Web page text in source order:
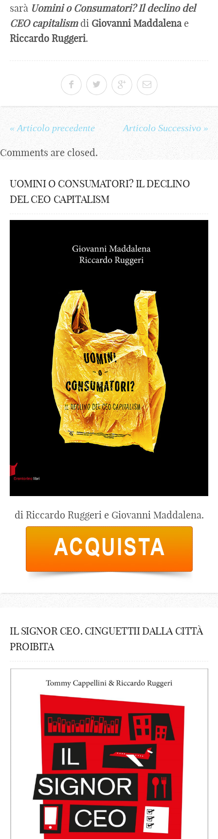
sarà Uomini o Consumatori? Il declino del
CEO capitalismdi Giovanni Maddalenae
Riccardo Ruggeri.
« Articolo precedente Articolo Successivo »
Comments are closed.
UOMINI O CONSUMATORI? IL DECLINO
DEL CEO CAPITALISM
di Riccardo Ruggeri e Giovanni Maddalena.
IL SIGNOR CEO. CINGUETTII DALLA CITTÀ
PROIBITA